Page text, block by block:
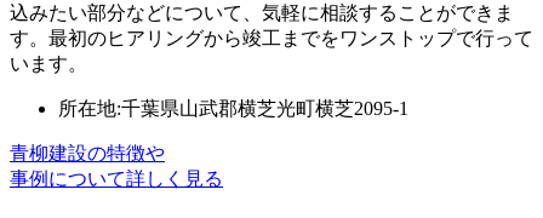
込みたい部分などについて、気軽に相談することができま
す。最初のヒアリングから竣工までをワンストップで行って
います。
所在地:千葉県山武郡横芝光町横芝2095-1
青柳建設の特徴や
事例について詳しく見る